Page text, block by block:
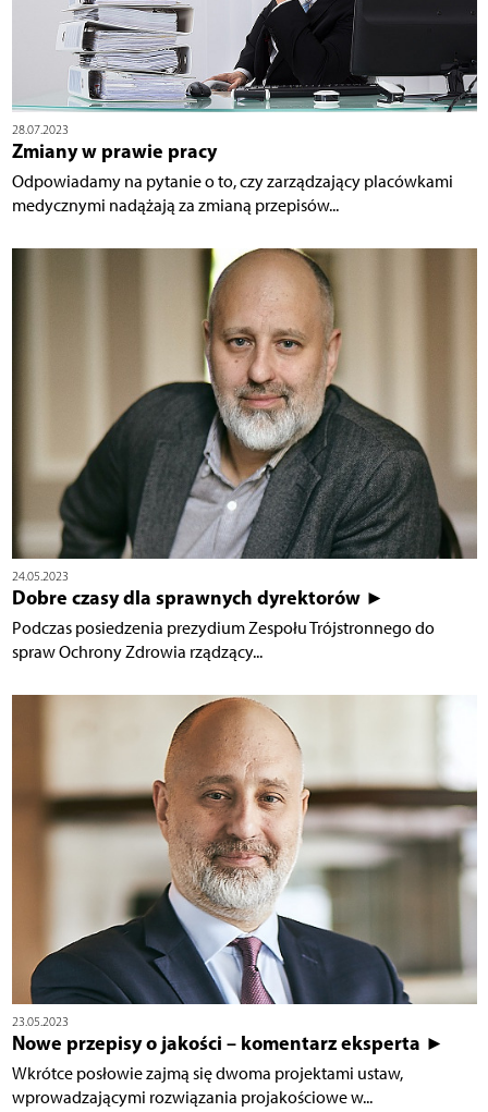
28.07.2023
Zmiany w prawie pracy
Odpowiadamy na pytanie o to, czy zarządzający placówkami
medycznymi nadążają za zmianą przepisów...
24.05.2023
Dobre czasy dla sprawnych dyrektorów ►
Podczas posiedzenia prezydium Zespołu Trójstronnego do
spraw Ochrony Zdrowia rządzący...
23.05.2023
Nowe przepisy o jakości – komentarz eksperta ►
Wkrótce posłowie zajmą się dwoma projektami ustaw,
wprowadzającymi rozwiązania projakościowe w...